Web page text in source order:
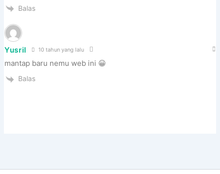
Balas
Yusril 10 tahun yang lalu
mantap baru nemu web ini 😀
Balas